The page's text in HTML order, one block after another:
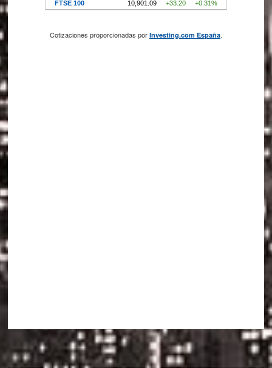
Cotizaciones proporcionadas por Investing.com España.